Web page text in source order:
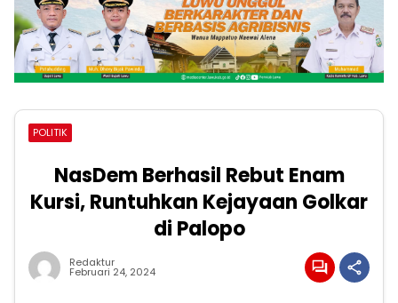
POLITIK
NasDem Berhasil Rebut Enam
Kursi, Runtuhkan Kejayaan Golkar
di Palopo
Redaktur
Februari 24, 2024